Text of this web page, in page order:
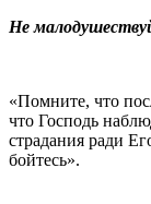
Не
«Помните, что
что Господь
страдания ради
бойтесь».